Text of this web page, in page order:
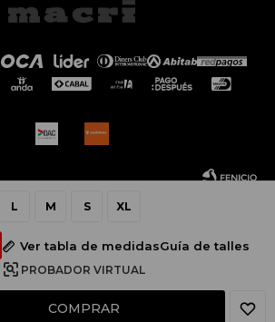
L M S XL
Ver tabla de medidasGuía de talles
PROBADOR VIRTUAL
COMPRAR